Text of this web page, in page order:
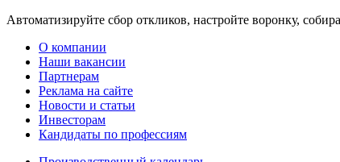
Автоматизируйте сбор откликов, настройте воронку,
О компании
Наши вакансии
Партнерам
Реклама на сайте
Новости и статьи
Инвесторам
Кандидаты по профессиям